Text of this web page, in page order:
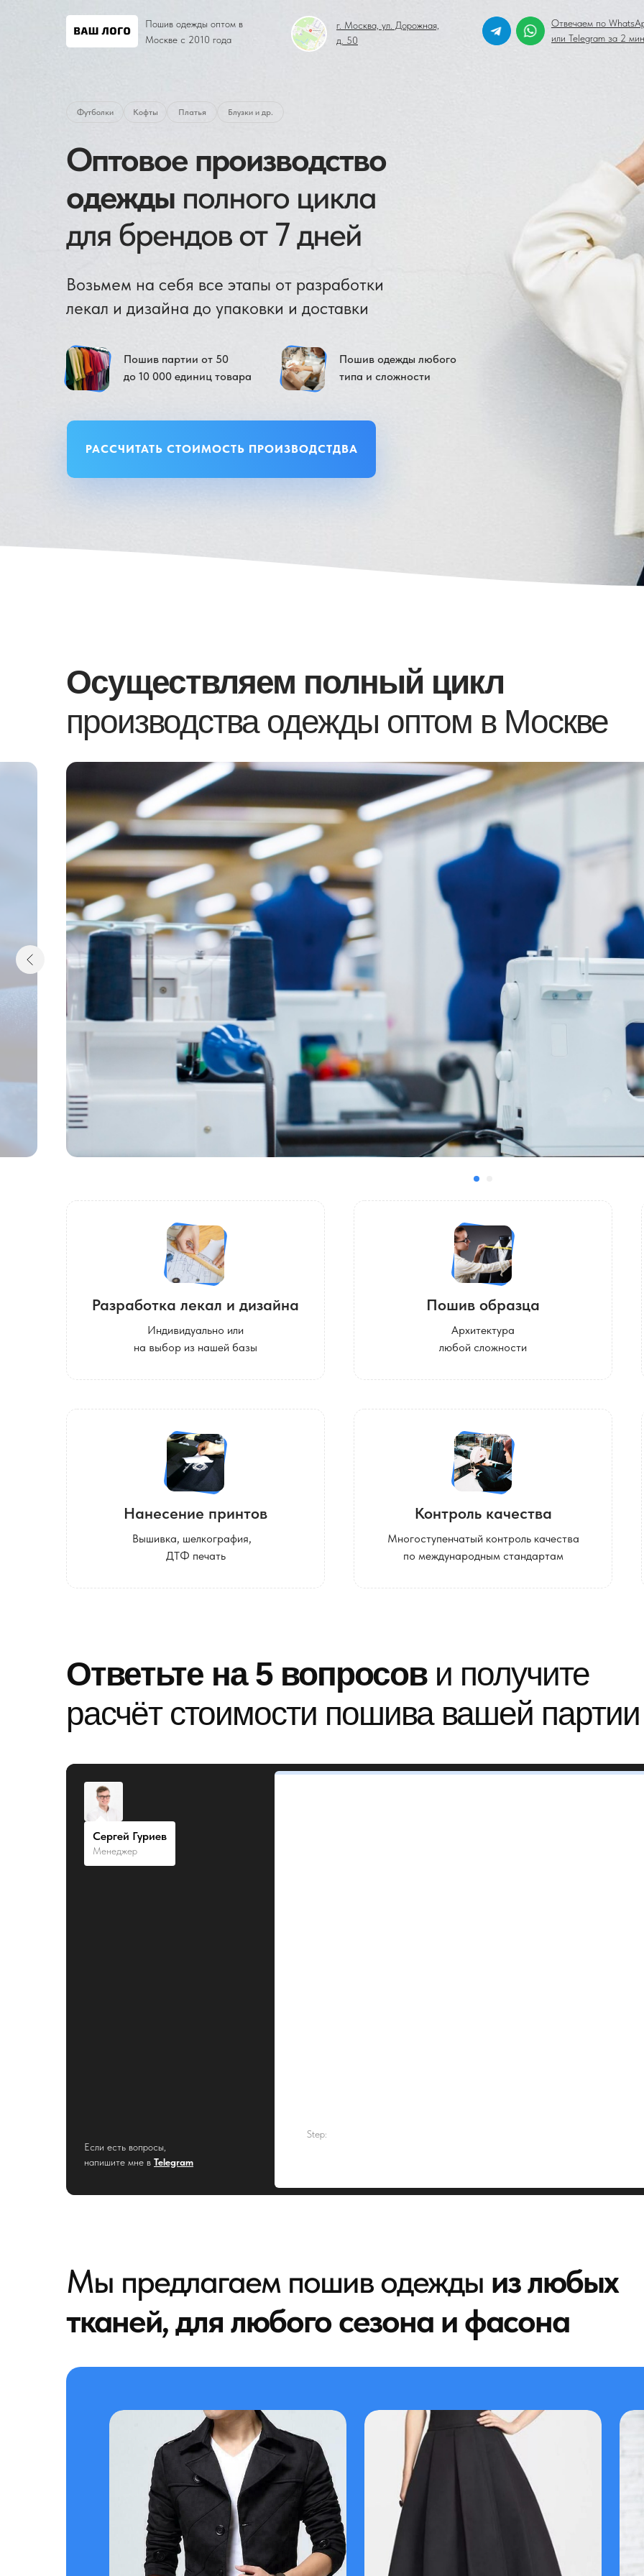
Оптовое производство
одежды полного цикла
для брендов от 7 дней
Возьмем на себя все этапы от разработки
лекал и дизайна до упаковки и доставки
РАССЧИТАТЬ СТОИМОСТЬ ПРОИЗВОДСТДВА
г. Москва, ул. Дорожная,
д. 50
Пошив одежды оптом в
Москве с 2010 года
Отвечаем по
или Telegram за 2
Пошив одежды любого
типа и сложности
Пошив партии от 50
до 10 000 единиц товара
Кофты
Футболки Платья Блузки и др.
Осуществляем полный цикл
производства одежды оптом в Москве
Разработка лекал и дизайна
Индивидуально или
на выбор из нашей базы
Пошив образца
Архитектура
любой сложности
Многоступенчатый контроль качества
по международным стандартам
Контроль качества
Вышивка, шелкография,
ДТФ печать
Нанесение принтов
Ответьте на 5 вопросов и получите
расчёт стоимости пошива вашей партии
Сергей Гуриев
Менеджер
Если есть вопросы,
напишите мне в Telegram
Step:
Мы предлагаем пошив одежды из любых
тканей, для любого сезона и фасона